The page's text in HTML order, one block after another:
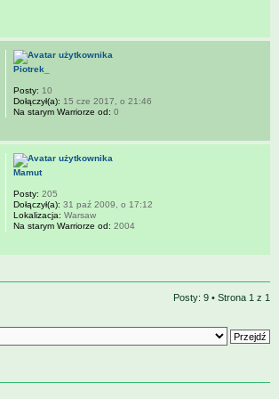
Piotrek_
Posty: 10
Dołączył(a): 15 cze 2017, o 21:46
Na starym Warriorze od: 0
Mamut
Posty: 205
Dołączył(a): 31 paź 2009, o 17:12
Lokalizacja: Warsaw
Na starym Warriorze od: 2004
Posty: 9 • Strona 1 z 1